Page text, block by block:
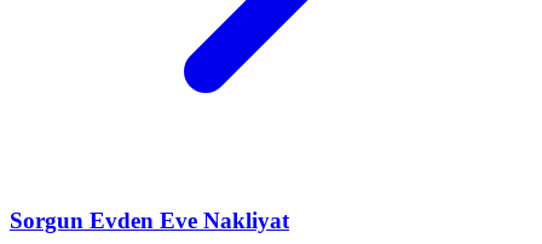
Sorgun Evden Eve Nakliyat